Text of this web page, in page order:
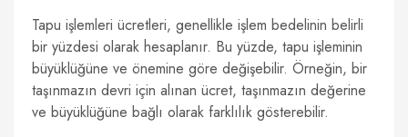
Tapu işlemleri ücretleri, genellikle işlem bedelinin belirli
bir yüzdesi olarak hesaplanır. Bu yüzde, tapu işleminin
büyüklüğüne ve önemine göre değişebilir. Örneğin, bir
taşınmazın devri için alınan ücret, taşınmazın değerine
ve büyüklüğüne bağlı olarak farklılık gösterebilir.